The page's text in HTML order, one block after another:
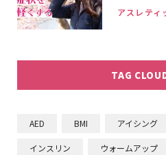
アスレティ
TAG
AED BMI アイシング
インスリン ウォームアップ